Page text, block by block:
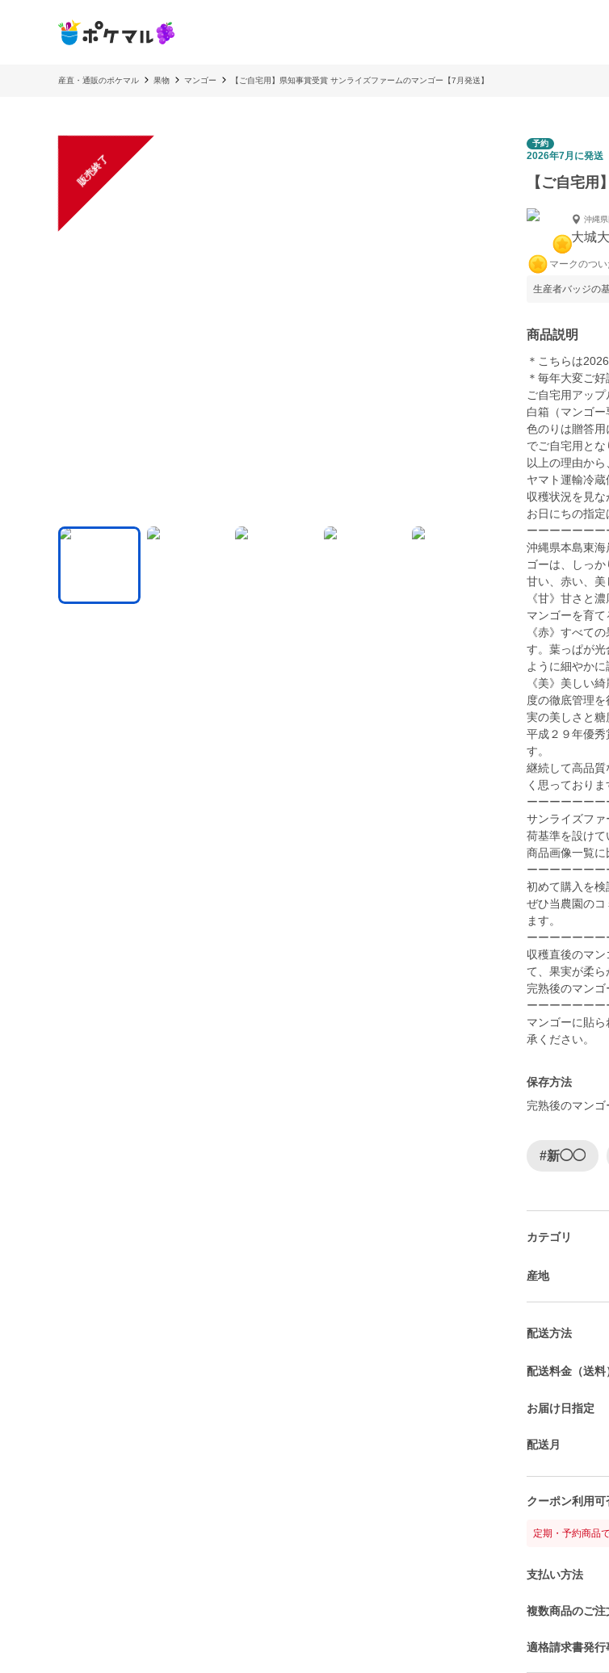
産直・通販のポケマル 果物 マンゴー 【ご自宅用】県知事賞受賞 サンライズファームのマンゴー【7月発送】
販売終了
予約
2026年7月に発送
【ご自宅
沖縄
大城
マークのつ
生産者バッジの
商品説明
＊こちらは
＊毎年大変ご
ご自宅用アッ
白箱（マンゴー
色のりは贈答
でご自宅用とな
以上の理由か
ヤマト運輸冷蔵
収穫状況を見な
お日にちの指定
ーーーーーーー
沖縄県本島東
ゴーは、しっ
甘い、赤い、美
《甘》甘さと
マンゴーを育て
《赤》すべて
す。葉っぱが
ように細やかに
《美》美しい
度の徹底管理を
実の美しさと糖
平成２９年優
す。
継続して高品
く思っておりま
ーーーーーーー
サンライズフ
荷基準を設けて
商品画像一覧に
ーーーーーーー
初めて購入を検
ぜひ当農園の
ます。
ーーーーーーー
収穫直後のマ
て、果実が柔ら
完熟後のマンゴ
ーーーーーーー
マンゴーに貼
承ください。
保存方法
完熟後のマンゴ
#新◯◯
カテゴリ
産地
配送方法
配送料金（送料
お届け日指定
配送月
クーポン利用可
定期・予約商品
支払い方法
複数商品のご注
適格請求書発行